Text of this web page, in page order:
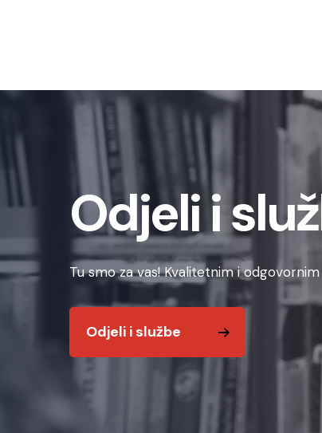
Odjeli i
Tu smo za vas! Kvalitetnim i
Odjeli i službe